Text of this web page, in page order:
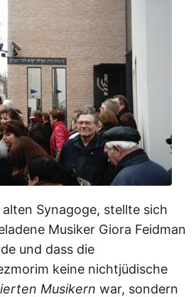
Synagoge, stellte sich
Musiker Giora Feidman
und dass die
keine nichtjüdische
Musikern war, sondern